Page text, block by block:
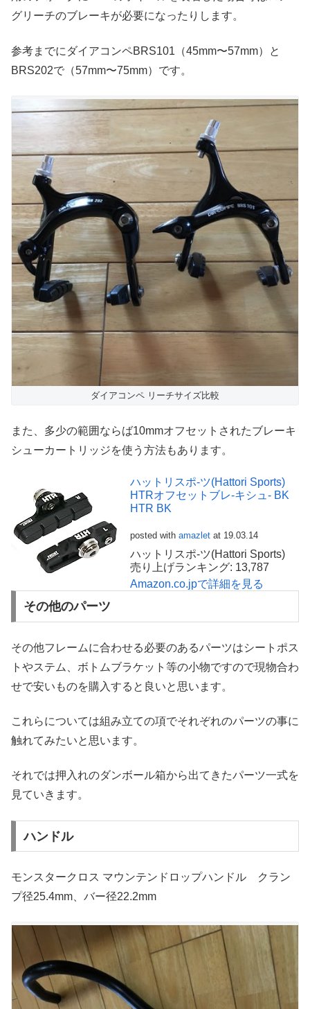
グリーチのブレーキが必要になったりします。
参考までにダイアコンペBRS101（45mm〜57mm）と
BRS202で（57mm〜75mm）です。
ダイアコンペ リーチサイズ比較
また、多少の範囲ならば10mmオフセットされたブレーキ
シューカートリッジを使う方法もあります。
ハットリスポ-ツ(Hattori Sports)
HTRオフセットブレ-キシュ- BK
HTR BK
posted with amazlet at 19.03.14
ハットリスポ-ツ(Hattori Sports)
売り上げランキング: 13,787
Amazon.co.jpで詳細を見る
その他のパーツ
その他フレームに合わせる必要のあるパーツはシートポス
トやステム、ボトムブラケット等の小物ですので現物合わ
せで安いものを購入すると良いと思います。
これらについては組み立ての項でそれぞれのパーツの事に
触れてみたいと思います。
それでは押入れのダンボール箱から出てきたパーツ一式を
見ていきます。
ハンドル
モンスタークロス マウンテンドロップハンドル クラン
プ径25.4mm、バー径22.2mm